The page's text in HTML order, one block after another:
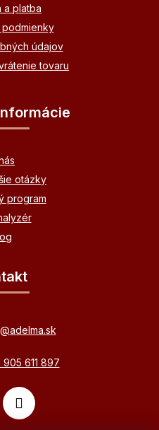
a platba
údajov
tovaru
otázky
program
@adelma.sk
905 611 897